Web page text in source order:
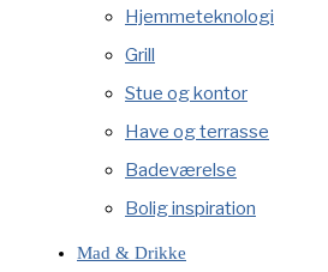
Hjemmeteknologi
Grill
Stue og kontor
Have og terrasse
Badeværelse
Bolig inspiration
Mad & Drikke